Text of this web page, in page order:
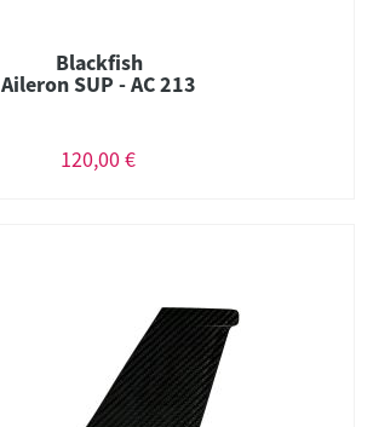
Blackfish
Aileron SUP - AC 213
120,00 €